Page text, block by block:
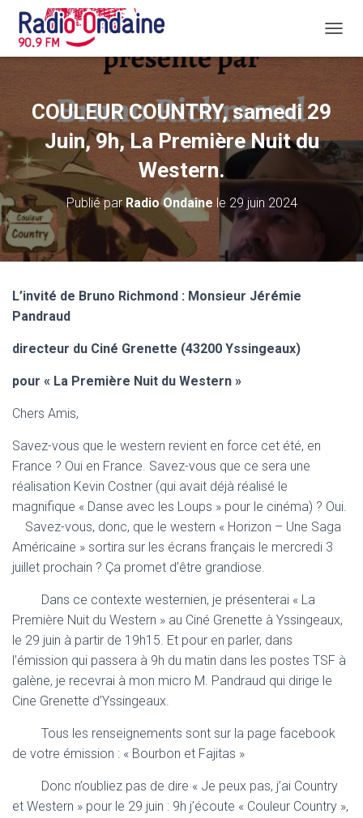
É
E
L
A
COULEUR COUNTRY, samedi 29
Juin, 9h, La Première Nuit du
Western.
Publié parRadio Ondaine le 29 juin 2024
L’invité de Bruno Richmond : Monsieur Jérémie
Pandraud
directeur du Ciné Grenette (43200 Yssingeaux)
pour « La Première Nuit du Western »
Chers Amis,
Savez-vous que le western revient en force cet été, en
France ? Oui en France. Savez-vous que ce sera une
réalisation Kevin Costner (qui avait déjà réalisé le
magnifique « Danse avec les Loups » pour le cinéma) ? Oui.
Savez-vous, donc, que le western « Horizon – Une Saga
Américaine » sortira sur les écrans français le mercredi 3
juillet prochain ? Ça promet d’être grandiose.
Dans ce contexte westernien, je présenterai « La
Première Nuit du Western » au Ciné Grenette à Yssingeaux,
le 29 juin à partir de 19h15. Et pour en parler, dans
l’émission qui passera à 9h du matin dans les postes TSF à
galène, je recevrai à mon micro M. Pandraud qui dirige le
Cine Grenette d’Yssingeaux.
Tous les renseignements sont sur la page facebook
de votre émission : « Bourbon et Fajitas »
Donc n’oubliez pas de dire « Je peux pas, j’ai Country
et Western » pour le 29 juin : 9h j’écoute « Couleur Country »,